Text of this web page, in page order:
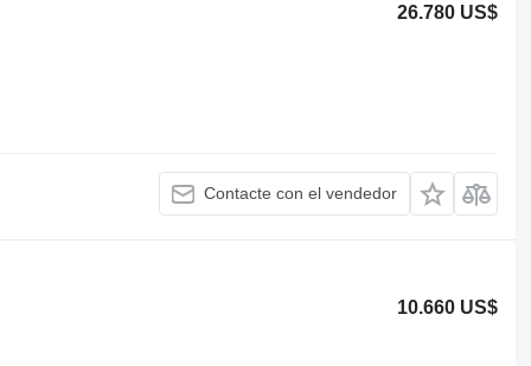
26.780 US$
Contacte con el vendedor
10.660 US$